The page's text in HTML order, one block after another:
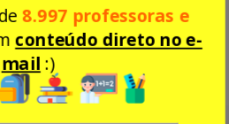
8.997 professoras e
conteúdo direto no e-
mail :)